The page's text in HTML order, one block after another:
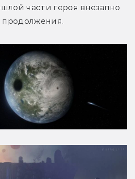
части героя внезапно
продолжения.